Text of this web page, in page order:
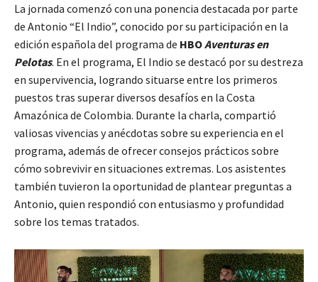
La jornada comenzó con una ponencia destacada por parte
de Antonio “El Indio”, conocido por su participación en la
edición española del programa de HBOAventuras en
Pelotas. En el programa, El Indio se destacó por su destreza
en supervivencia, logrando situarse entre los primeros
puestos tras superar diversos desafíos en la Costa
Amazónica de Colombia. Durante la charla, compartió
valiosas vivencias y anécdotas sobre su experiencia en el
programa, además de ofrecer consejos prácticos sobre
cómo sobrevivir en situaciones extremas. Los asistentes
también tuvieron la oportunidad de plantear preguntas a
Antonio, quien respondió con entusiasmo y profundidad
sobre los temas tratados.